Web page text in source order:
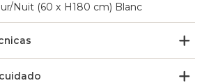
Nuit (60 x H180 cm) Blanc